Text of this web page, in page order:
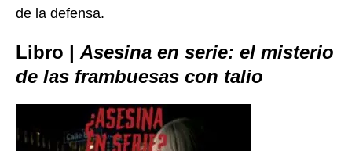
de la defensa.
Libro | Asesina en serie: el misterio
de las frambuesas con talio